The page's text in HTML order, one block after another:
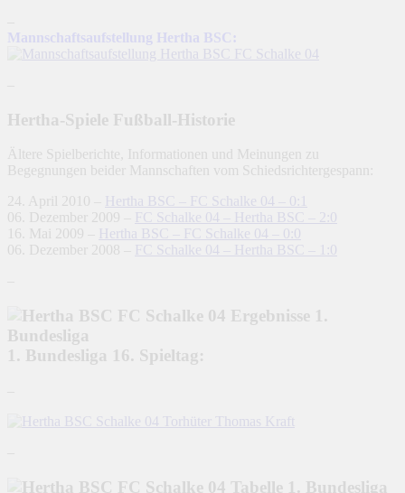
Mannschaftsaufstellung Hertha BSC:
Hertha-Spiele Fußball-Historie
Ältere Spielberichte, Informationen und Meinungen zu
Begegnungen beider Mannschaften vom Schiedsrichtergespann:
24. April 2010 –
Hertha BSC – FC Schalke 04 – 0:1
06. Dezember 2009 –
FC Schalke 04 – Hertha BSC – 2:0
16. Mai 2009 –
Hertha BSC – FC Schalke 04 – 0:0
06. Dezember 2008 –
FC Schalke 04 – Hertha BSC – 1:0
1. Bundesliga 16. Spieltag: